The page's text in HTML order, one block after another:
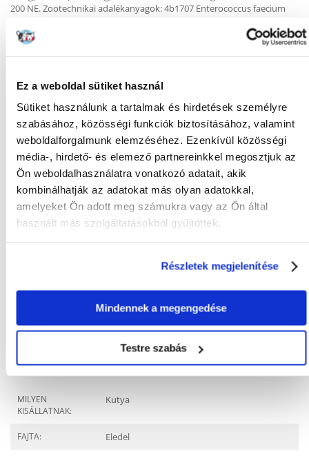
Ez a weboldal sütiket használ
Sütiket használunk a tartalmak és hirdetések személyre
szabásához, közösségi funkciók biztosításához, valamint
weboldalforgalmunk elemzéséhez. Ezenkívül közösségi
média-, hirdető- és elemező partnereinkkel megosztjuk az
Ön weboldalhasználatra vonatkozó adatait, akik
kombinálhatják az adatokat más olyan adatokkal,
amelyeket Ön adott meg számukra vagy az Ön által
használt más szolgáltatásokból gyűjtöttek.
Részletek megjelenítése
Mindennek a megengedése
Testre szabás
200 NE. Zootechnikai adalékanyagok: 4b1707 Enterococcus faecium
ANALITIKAI ÖSSZETEVŐK
Nyers hamu 8,5%
nedvesség 12%
Kalcium 1,5%
Omega-6 zsírsavak 2,1%
Omega-3 zsírsavak 2,1%
DHA (dokozahexaénsav)0,7%
Az anyagcsere-energia 3880 kcal/kg (466 kcal 250ml/120g-os
csészében).
KÉRDEZZ TŐLÜNK!
Gyakori Kérdések (GYIK)
MILYEN
KISÁLLATNAK:
Kutya
FAJTA: Eledel